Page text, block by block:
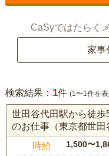
CaSyではたらく
家事
検索結果： 1件 (1〜1件を
世田谷代田駅から徒
のお仕事（東京都世田
時給 1,500〜